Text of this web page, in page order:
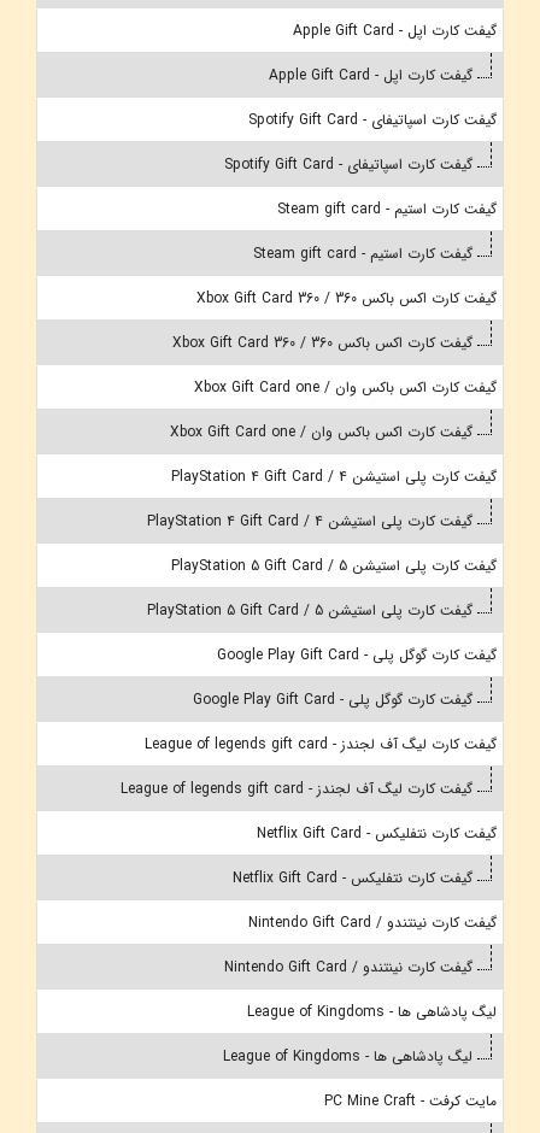
گیفت کارت اپل - Apple Gift Card
گیفت کارت اپل - Apple Gift Card
گیفت کارت اسپاتیفای - Spotify Gift Card
گیفت کارت اسپاتیفای - Spotify Gift Card
گیفت کارت استیم - Steam gift card
گیفت کارت استیم - Steam gift card
گیفت کارت اکس باکس 360 / Xbox Gift Card 360
گیفت کارت اکس باکس 360 / Xbox Gift Card 360
گیفت کارت اکس باکس وان / Xbox Gift Card one
گیفت کارت اکس باکس وان / Xbox Gift Card one
گیفت کارت پلی استیشن 4 / PlayStation 4 Gift Card
گیفت کارت پلی استیشن 4 / PlayStation 4 Gift Card
گیفت کارت پلی استیشن 5 / PlayStation 5 Gift Card
گیفت کارت پلی استیشن 5 / PlayStation 5 Gift Card
گیفت کارت گوگل پلی - Google Play Gift Card
گیفت کارت گوگل پلی - Google Play Gift Card
گیفت کارت لیگ آف لجندز - League of legends gift card
گیفت کارت لیگ آف لجندز - League of legends gift card
گیفت کارت نتفلیکس - Netflix Gift Card
گیفت کارت نتفلیکس - Netflix Gift Card
گیفت کارت نینتندو / Nintendo Gift Card
گیفت کارت نینتندو / Nintendo Gift Card
لیگ پادشاهی ها - League of Kingdoms
لیگ پادشاهی ها - League of Kingdoms
مایت کرفت - PC Mine Craft